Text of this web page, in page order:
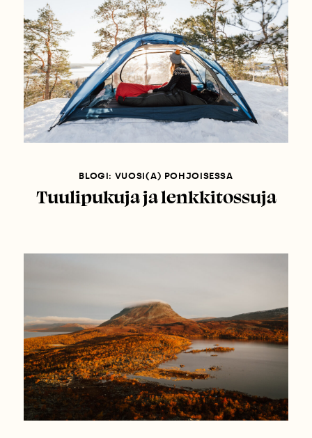
BLOGI: VUOSI(A) POHJOISESSA
Tuulipukuja ja lenkkitossuja